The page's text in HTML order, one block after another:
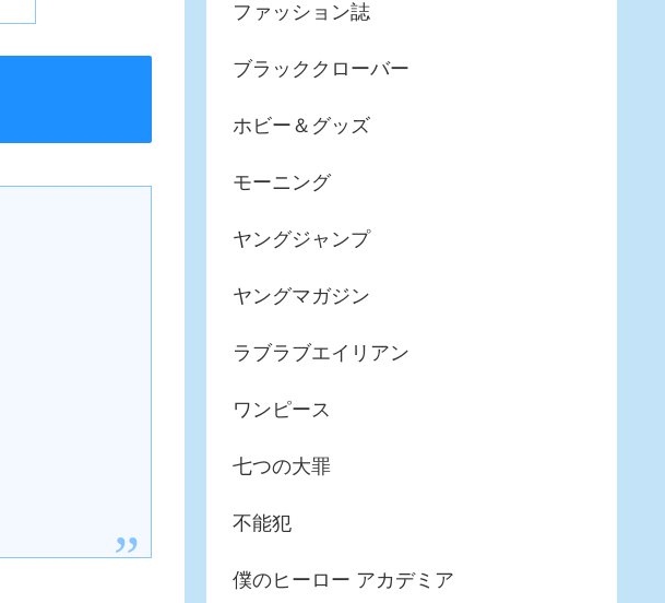
ファッション誌
ブラッククローバー
ホビー＆グッズ
モーニング
ヤングジャンプ
ヤングマガジン
ラブラブエイリアン
ワンピース
七つの大罪
不能犯
僕のヒーロー アカデミア